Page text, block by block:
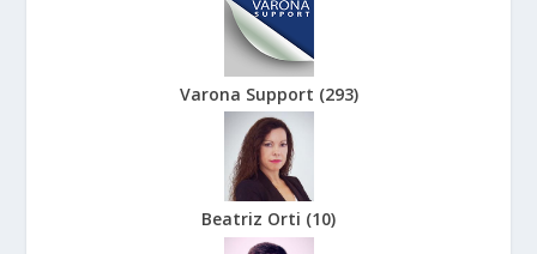
Varona Support (293)
Beatriz Orti (10)